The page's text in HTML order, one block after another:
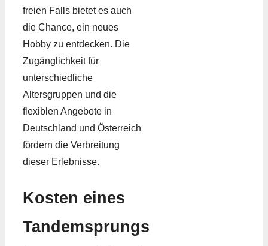
freien Falls bietet es auch
die Chance, ein neues
Hobby zu entdecken. Die
Zugänglichkeit für
unterschiedliche
Altersgruppen und die
flexiblen Angebote in
Deutschland und Österreich
fördern die Verbreitung
dieser Erlebnisse.
Kosten eines
Tandemsprungs